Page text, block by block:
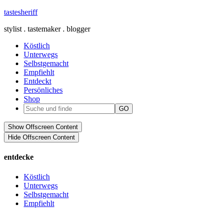
tastesheriff
stylist . tastemaker . blogger
Köstlich
Unterwegs
Selbstgemacht
Empfiehlt
Entdeckt
Persönliches
Shop
Show Offscreen Content
Hide Offscreen Content
entdecke
Köstlich
Unterwegs
Selbstgemacht
Empfiehlt